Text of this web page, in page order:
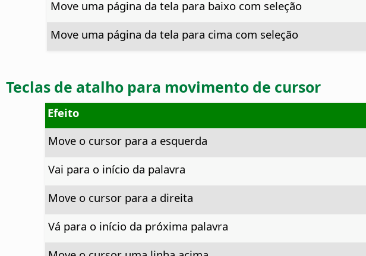
Move uma página da tela para baixo com seleção
Move uma página da tela para cima com seleção
Teclas de atalho para movimento de cursor
Efeito
Move o cursor para a esquerda
Vai para o início da palavra
Move o cursor para a direita
Vá para o início da próxima palavra